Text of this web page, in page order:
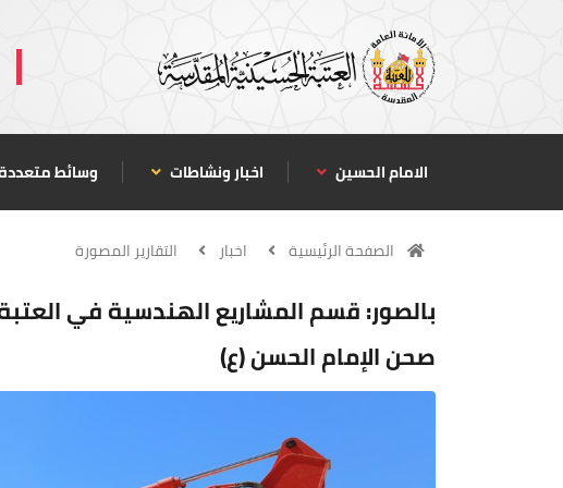
الامام الحسين اخبار ونشاطات وسائط
الصفحة الرئيسية اخبار التقارير المصورة
بالصور: قسم المشاريع الهندسية في
صحن الإمام الحسن (ع)